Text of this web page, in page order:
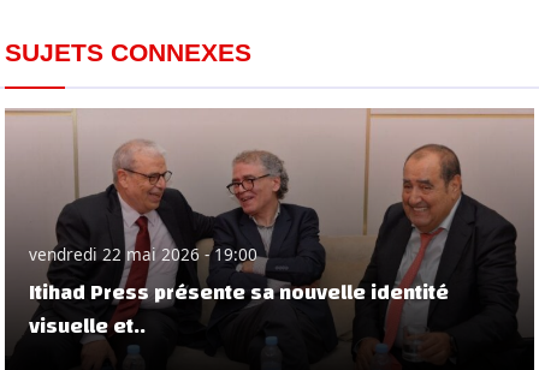
SUJETS CONNEXES
vendredi 22 mai 2026 - 19:00
Itihad Press présente sa nouvelle identité
visuelle et..